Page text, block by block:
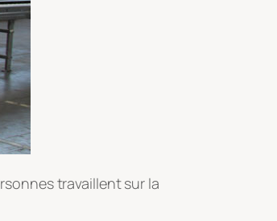
travaillent sur la